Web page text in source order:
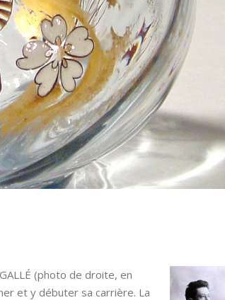
(photo de droite, en
et y débuter sa carrière. La